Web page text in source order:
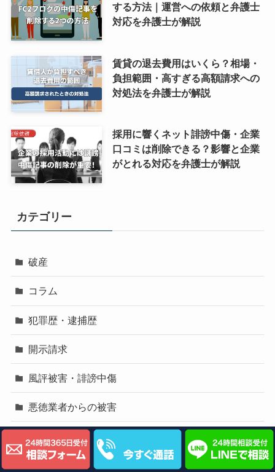
する方法｜運営への依頼と弁護士
対応を弁護士が解説
賃貸の退去費用はいくら？相場・
負担範囲・高すぎる高額請求への
対処法を弁護士が解説
採用に響くネット誹謗中傷・企業
口コミは削除できる？影響と企業
がとれる対応を弁護士が解説
カテゴリー
破産
コラム
犯罪歴・逮捕歴
開示請求
風評被害・誹謗中傷
悪徳業者からの被害
掲示板の誹謗中傷・書き込み削除